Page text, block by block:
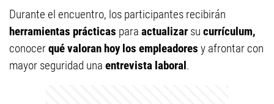
Durante el encuentro, los participantes recibirán
herramientas prácticas para actualizar su currículum,
conocerqué valoran hoy los empleadores y afrontar con
mayor seguridad una entrevista laboral.